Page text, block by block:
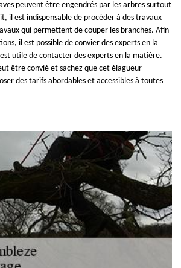
peuvent être engendrés par les arbres surtout
il est indispensable de procéder à des travaux
qui permettent de couper les branches. Afin
il est possible de convier des experts en la
utile de contacter des experts en la matière.
être convié et sachez que cet élagueur
des tarifs abordables et accessibles à toutes